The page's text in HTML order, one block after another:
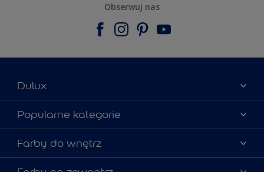
Obserwuj nas
Dulux
Materiały marketingowe
Mapa strony
Kontakt
Popularne kategorie
Kolory farb
Porady ekspertów
Farby do wnętrz
Farby do ścian